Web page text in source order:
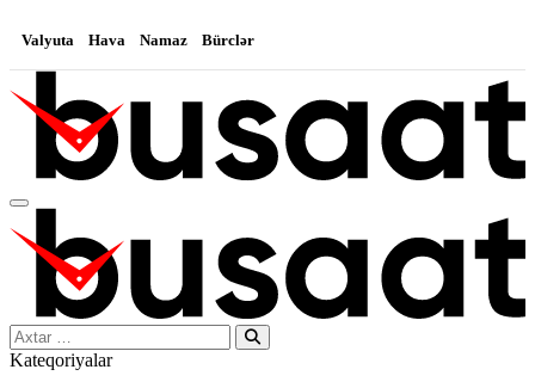
Valyuta Hava Namaz Bürclər
Search…
Kateqoriyalar